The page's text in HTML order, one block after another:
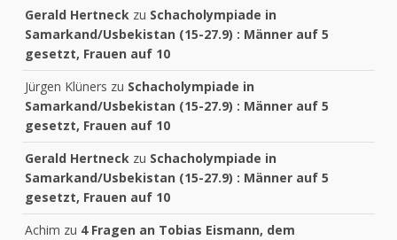
Gerald Hertneck zu Schacholympiade in
Samarkand/Usbekistan (15-27.9) : Männer auf 5
gesetzt, Frauen auf 10
Jürgen Klüners zu Schacholympiade in
Samarkand/Usbekistan (15-27.9) : Männer auf 5
gesetzt, Frauen auf 10
Gerald Hertneck zu Schacholympiade in
Samarkand/Usbekistan (15-27.9) : Männer auf 5
gesetzt, Frauen auf 10
Achim zu 4 Fragen an Tobias Eismann, dem